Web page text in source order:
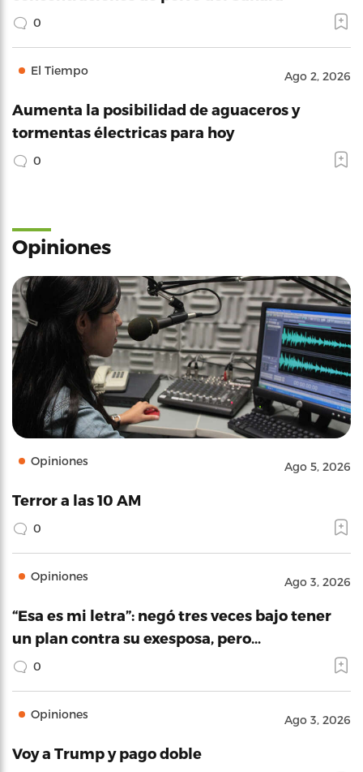
0
El Tiempo Ago 2, 2026
Aumenta la posibilidad de aguaceros y
tormentas électricas para hoy
0
Opiniones
Opiniones Ago 5, 2026
Terror a las 10 AM
0
Opiniones Ago 3, 2026
“Esa es mi letra”: negó tres veces bajo tener
un plan contra su exesposa, pero…
0
Opiniones Ago 3, 2026
Voy a Trump y pago doble